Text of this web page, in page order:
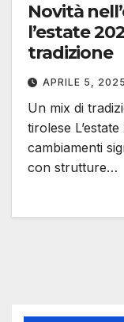
Novità
l’estate
tradizione
APRILE 5, 2025
Un mix di
tirolese
cambiamenti
con strutture…